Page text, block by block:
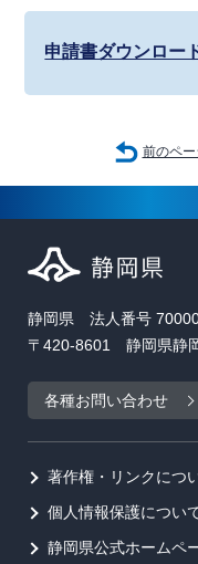
申請書ダウンロー
前のペ
静岡県 法人番号
〒420-8601 静岡県静
各種お問い合わせ
著作権・リンクにつ
個人情報保護につい
静岡県公式ホームペ